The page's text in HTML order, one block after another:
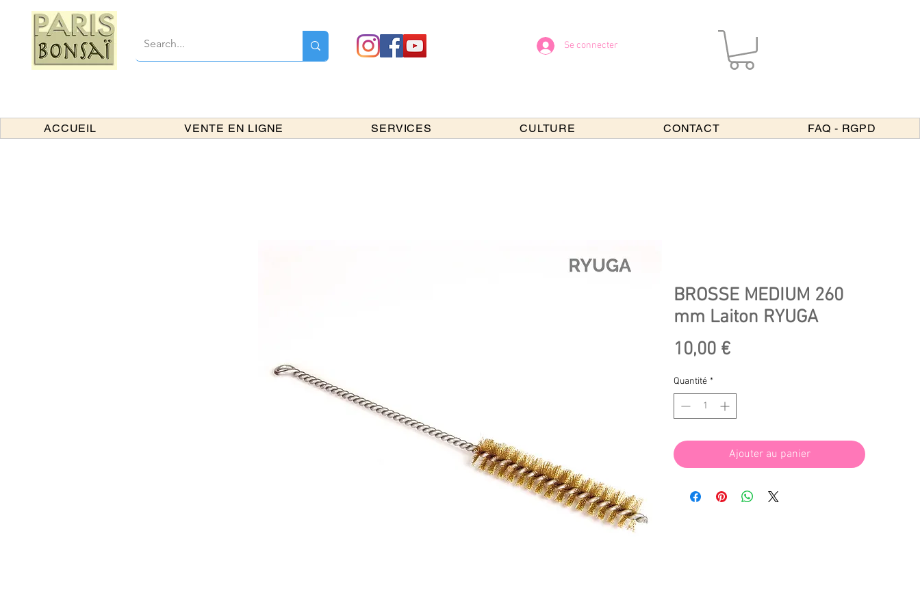
Se connecter
ACCUEIL VENTE EN LIGNE SERVICES CULTURE CONTACT FAQ - RGPD
BROSSE MEDIUM 260
mm Laiton RYUGA
10,00 €Prix
Quantité *
Ajouter au panier